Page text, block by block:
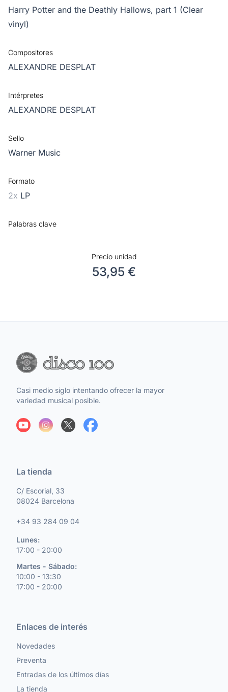
Harry Potter and the Deathly Hallows, part 1 (Clear
vinyl)
Compositores
ALEXANDRE DESPLAT
Intérpretes
ALEXANDRE DESPLAT
Sello
Warner Music
Formato
2x LP
Palabras clave
Precio unidad
53,95 €
Casi medio siglo intentando ofrecer la mayor
variedad musical posible.
La tienda
C/ Escorial, 33
08024 Barcelona
+34 93 284 09 04
Lunes:
17:00 - 20:00
Martes - Sábado:
10:00 - 13:30
17:00 - 20:00
Enlaces de interés
Novedades
Preventa
Entradas de los últimos días
La tienda